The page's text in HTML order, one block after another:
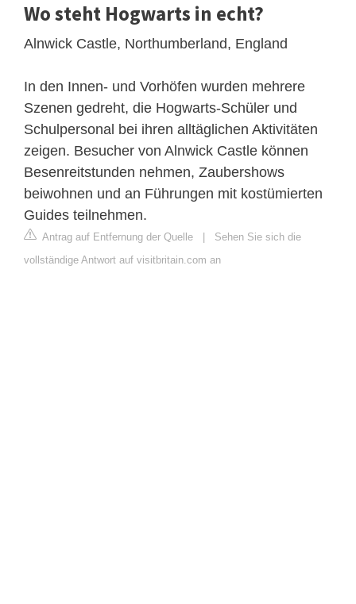
Wo steht Hogwarts in echt?
Alnwick Castle, Northumberland, England
In den Innen- und Vorhöfen wurden mehrere
Szenen gedreht, die Hogwarts-Schüler und
Schulpersonal bei ihren alltäglichen Aktivitäten
zeigen. Besucher von Alnwick Castle können
Besenreitstunden nehmen, Zaubershows
beiwohnen und an Führungen mit kostümierten
Guides teilnehmen.
Antrag auf Entfernung der Quelle
Sehen Sie sich die
vollständige Antwort auf visitbritain.com an